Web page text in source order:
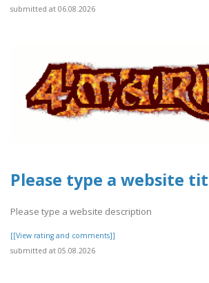
submitted at 06.08.2026
Please type a website
Please type a website description
[[View rating and comments]]
submitted at 05.08.2026